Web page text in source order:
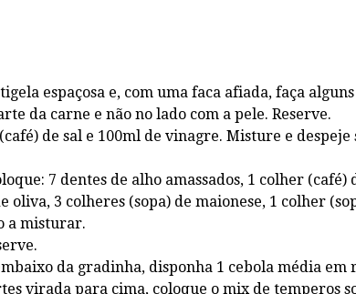
espaçosa e, com uma faca afiada, faça
da carne e não no lado com a pele. Reserve.
de sal e 100ml de vinagre. Misture e
7 dentes de alho amassados, 1 colher
oliva, 3 colheres (sopa) de maionese, 1 colher
a misturar.
da gradinha, disponha 1 cebola média
virada para cima, coloque o mix de temperos